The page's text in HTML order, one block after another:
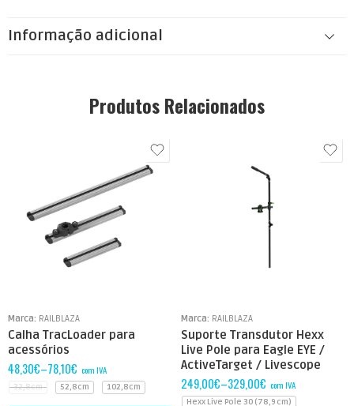
Informação adicional
Produtos Relacionados
Marca: RAILBLAZA
Calha TracLoader para
acessórios
48,30€–78,10€ com IVA
32,8cm 52,8cm 102,8cm
Marca: RAILBLAZA
Suporte Transdutor Hexx
Live Pole para Eagle EYE /
ActiveTarget / Livescope
249,00€–329,00€ com IVA
Hexx Live Pole 30 (78,9 cm)